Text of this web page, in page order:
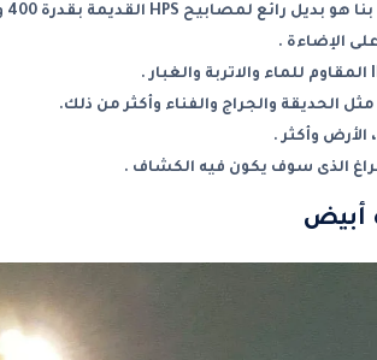
الحديقة والجراج والفناء وأكثر من ذلك.
وأكثر .
الذى سوف يكون فيه الكشاف .